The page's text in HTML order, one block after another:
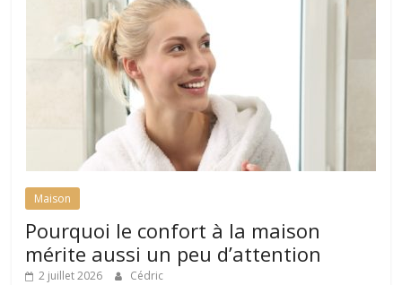
Maison
Pourquoi le confort à la maison
mérite aussi un peu d’attention
2 juillet 2026 Cédric